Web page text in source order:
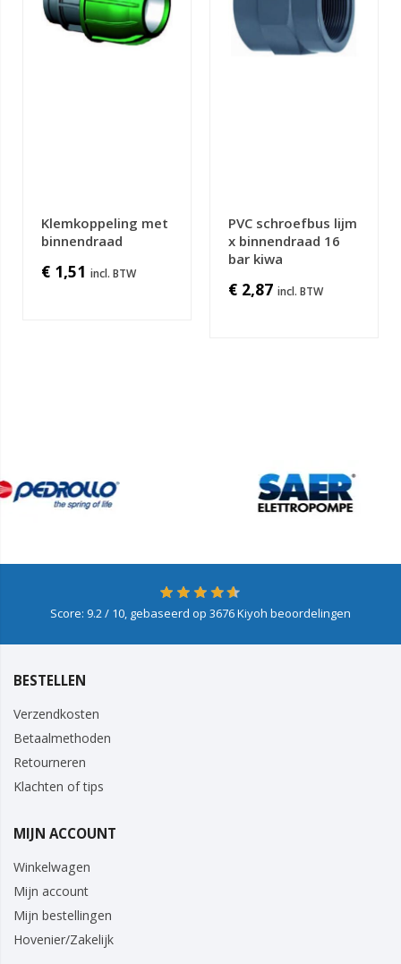
Klemkoppeling met
binnendraad
€ 1,51
PVC schroefbus lijm
x binnendraad 16
bar kiwa
€ 2,87
Score: 9.2/ 10, gebaseerd op 3676Kiyoh beoordelingen
BESTELLEN
Verzendkosten
Betaalmethoden
Retourneren
Klachten of tips
MIJN ACCOUNT
Winkelwagen
Mijn account
Mijn bestellingen
Hovenier/Zakelijk